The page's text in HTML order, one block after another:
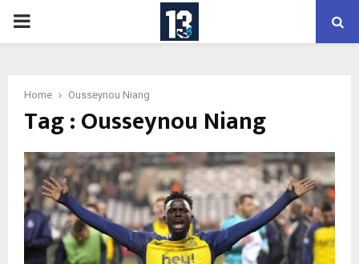
PRIMARY
Home Ousseynou Niang
Tag : Ousseynou Niang